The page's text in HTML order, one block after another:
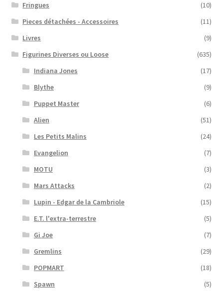
Fringues
(10)
Pieces détachées - Accessoires
(11)
Livres
(9)
Figurines Diverses ou Loose
(635)
Indiana Jones
(17)
Blythe
(9)
Puppet Master
(6)
Alien
(51)
Les Petits Malins
(24)
Evangelion
(7)
MOTU
(3)
Mars Attacks
(2)
Lupin - Edgar de la Cambriole
(15)
E.T. l'extra-terrestre
(5)
Gi Joe
(7)
Gremlins
(29)
POPMART
(18)
Spawn
(5)